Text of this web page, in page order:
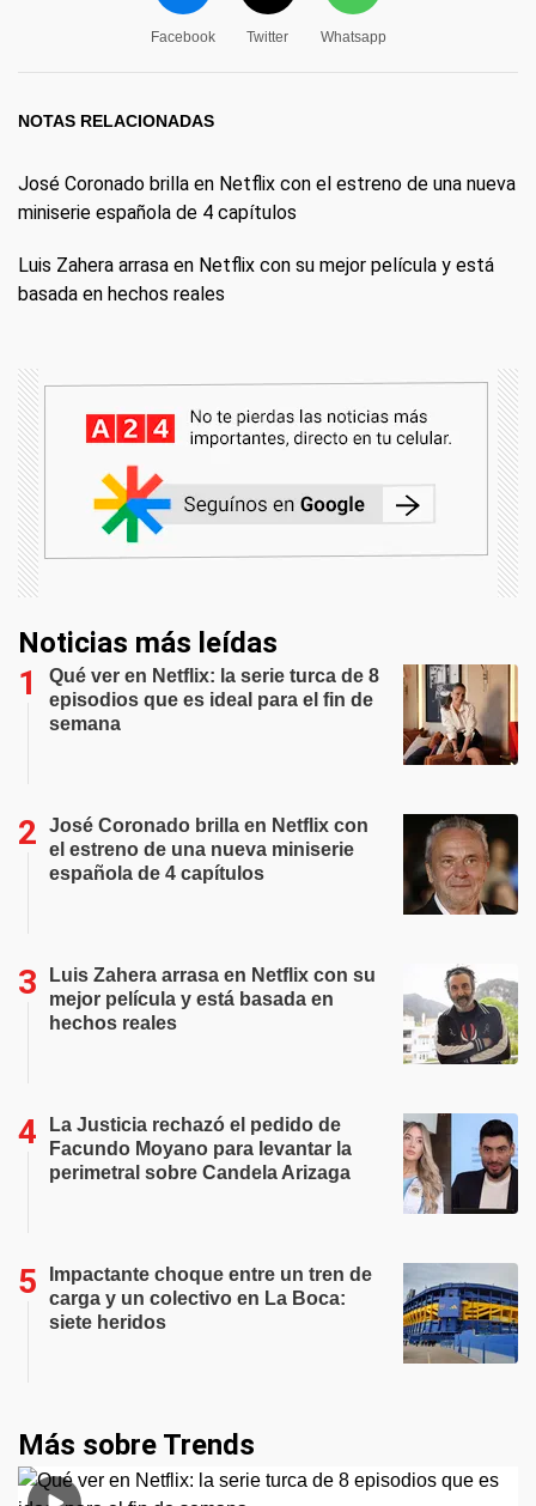
Facebook Twitter Whatsapp
NOTAS RELACIONADAS
José Coronado brilla en Netflix con el estreno de una nueva
miniserie española de 4 capítulos
Luis Zahera arrasa en Netflix con su mejor película y está
basada en hechos reales
Noticias más leídas
Qué ver en Netflix: la serie turca de 8
episodios que es ideal para el fin de
semana
José Coronado brilla en Netflix con
el estreno de una nueva miniserie
española de 4 capítulos
Luis Zahera arrasa en Netflix con su
mejor película y está basada en
hechos reales
La Justicia rechazó el pedido de
Facundo Moyano para levantar la
perimetral sobre Candela Arizaga
Impactante choque entre un tren de
carga y un colectivo en La Boca:
siete heridos
Más sobre Trends